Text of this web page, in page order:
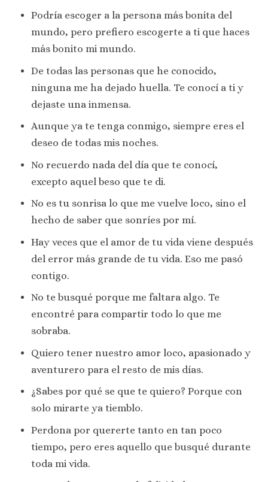
Podría escoger a la persona más bonita del
mundo, pero prefiero escogerte a ti que haces
más bonito mi mundo.
De todas las personas que he conocido,
ninguna me ha dejado huella. Te conocí a ti y
dejaste una inmensa.
Aunque ya te tenga conmigo, siempre eres el
deseo de todas mis noches.
No recuerdo nada del día que te conocí,
excepto aquel beso que te di.
No es tu sonrisa lo que me vuelve loco, sino el
hecho de saber que sonríes por mí.
Hay veces que el amor de tu vida viene después
del error más grande de tu vida. Eso me pasó
contigo.
No te busqué porque me faltara algo. Te
encontré para compartir todo lo que me
sobraba.
Quiero tener nuestro amor loco, apasionado y
aventurero para el resto de mis días.
¿Sabes por qué se que te quiero? Porque con
solo mirarte ya tiemblo.
Perdona por quererte tanto en tan poco
tiempo, pero eres aquello que busqué durante
toda mi vida.